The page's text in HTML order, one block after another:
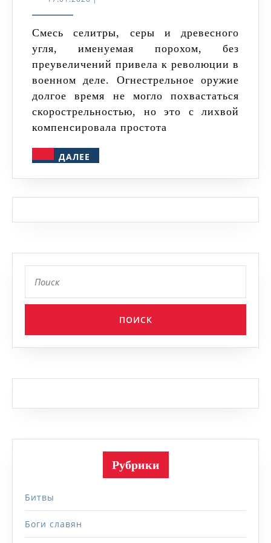
Руси
Смесь селитры, серы и древесного
угля, именуемая порохом, без
преувеличений привела к революции в
военном деле. Огнестрельное оружие
долгое время не могло похвастаться
скорострельностью, но это с лихвой
компенсировала простота
ДАЛЕЕ
Рубрики
Битвы
Боги славян